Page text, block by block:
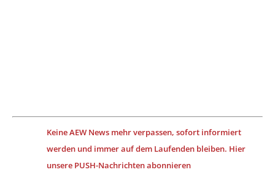
Keine AEW News mehr verpassen, sofort informiert
werden und immer auf dem Laufenden bleiben. Hier
unsere PUSH-Nachrichten abonnieren